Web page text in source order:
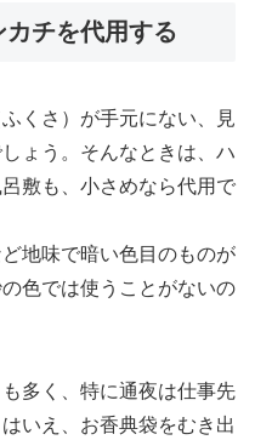
チを代用する
くさ）が手元にない、見
ょう。そんなときは、ハ
敷も、小さめなら代用で
地味で暗い色目のものが
色では使うことがないの
多く、特に通夜は仕事先
いえ、お香典袋をむき出